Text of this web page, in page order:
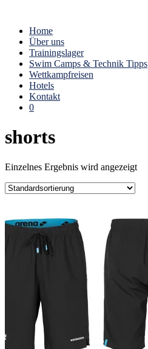
Home
Über uns
Trainingslager
Swim Camps & Technik Tipps
Wettkampfreisen
Hotels
Kontakt
0
shorts
Einzelnes Ergebnis wird angezeigt